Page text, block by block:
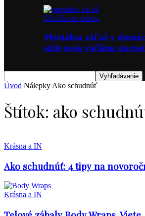
Chvíľka so sebou
Mentálna záťaž v
stále nesú väčšinu
Úvod Nálepky Ako schudnúť
Štítok: ako
Krásna a IN
Ako schudnúť: 4 tipy na
Krásna a IN